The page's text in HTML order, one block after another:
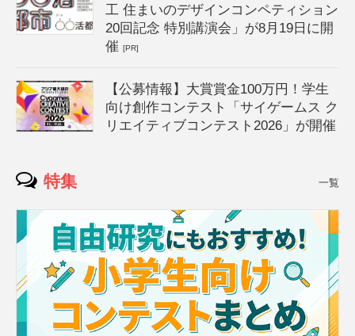
工 住まいのデザインコンペティション
20回記念 特別講演会」が8月19日に開
催[PR]
【公募情報】大賞賞金100万円！学生
向け創作コンテスト「サイゲームス ク
リエイティブコンテスト2026」が開催
特集 一覧